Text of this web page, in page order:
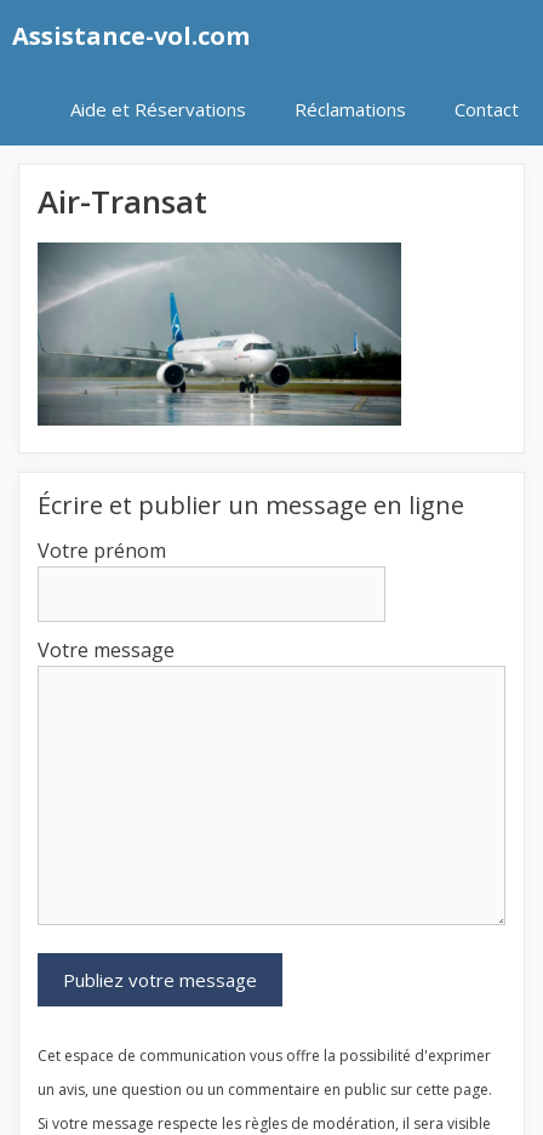
auAssistance-vol.com
Aide et Réservations Réclamations Contact
Air-Transat
Écrire et publier un message en ligne
Votre prénom
Votre message
Cet espace de communication vous offre la possibilité d'exprimer
un avis, une question ou un commentaire en public sur cette page.
Si votre message respecte les règles de modération, il sera visible